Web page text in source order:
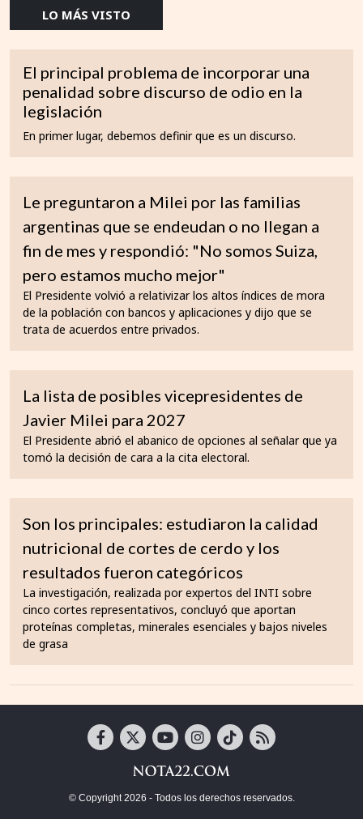
LO MÁS VISTO
El principal problema de incorporar una
penalidad sobre discurso de odio en la
legislación
En primer lugar, debemos definir que es un discurso.
Le preguntaron a Milei por las familias
argentinas que se endeudan o no llegan a
fin de mes y respondió: "No somos Suiza,
pero estamos mucho mejor"
El Presidente volvió a relativizar los altos índices de mora
de la población con bancos y aplicaciones y dijo que se
trata de acuerdos entre privados.
La lista de posibles vicepresidentes de
Javier Milei para 2027
El Presidente abrió el abanico de opciones al señalar que ya
tomó la decisión de cara a la cita electoral.
Son los principales: estudiaron la calidad
nutricional de cortes de cerdo y los
resultados fueron categóricos
La investigación, realizada por expertos del INTI sobre
cinco cortes representativos, concluyó que aportan
proteínas completas, minerales esenciales y bajos niveles
de grasa
© Copyright 2026 - Todos los derechos reservados.